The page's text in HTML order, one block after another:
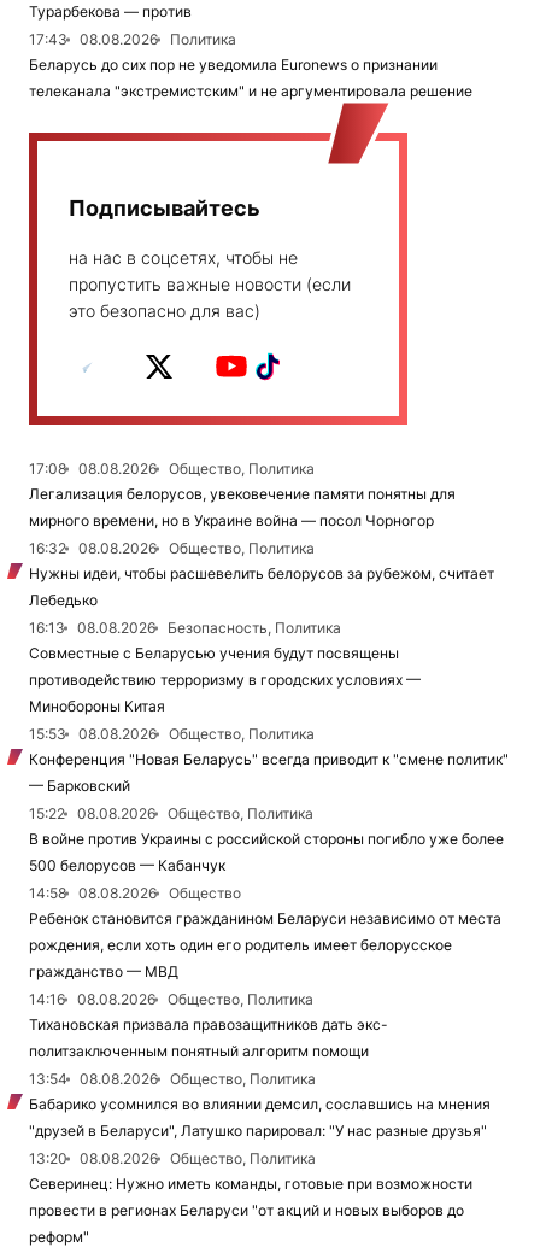
Турарбекова — против
17:43
08.08.2026
Политика
Беларусь до сих пор не уведомила Euronews о признании
телеканала "экстремистским" и не аргументировала решение
Подписывайтесь
на нас в соцсетях, чтобы не
пропустить важные новости (если
это безопасно для вас)
17:08 08.08.2026
Общество, Политика
Легализация белорусов, увековечение памяти понятны для
мирного времени, но в Украине война — посол Чорногор
16:32
08.08.2026
Общество, Политика
Нужны идеи, чтобы расшевелить белорусов за рубежом, считает
Лебедько
16:13
08.08.2026
Безопасность, Политика
Совместные с Беларусью учения будут посвящены
противодействию терроризму в городских условиях —
Минобороны Китая
15:53
08.08.2026
Общество, Политика
Конференция "Новая Беларусь" всегда приводит к "смене политик"
— Барковский
15:22
08.08.2026
Общество, Политика
В войне против Украины с российской стороны погибло уже более
500 белорусов — Кабанчук
14:58
08.08.2026
Общество
Ребенок становится гражданином Беларуси независимо от места
рождения, если хоть один его родитель имеет белорусское
гражданство — МВД
14:16
08.08.2026
Общество, Политика
Тихановская призвала правозащитников дать экс-
политзаключенным понятный алгоритм помощи
13:54
08.08.2026
Общество, Политика
Бабарико усомнился во влиянии демсил, сославшись на мнения
"друзей в Беларуси", Латушко парировал: "У нас разные друзья"
13:20
08.08.2026
Общество, Политика
Северинец: Нужно иметь команды, готовые при возможности
провести в регионах Беларуси "от акций и новых выборов до
реформ"